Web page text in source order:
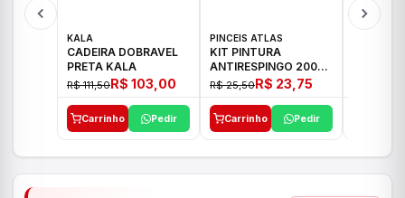
KALA
CADEIRA DOBRAVEL
PRETA KALA
R$ 111,50R$ 103,00
Carrinho Pedir
PINCEIS ATLAS
KIT PINTURA
ANTIRESPINGO 2003
ATLAS 03 PCS
R$ 25,50R$ 23,75
Carrinho Pedir